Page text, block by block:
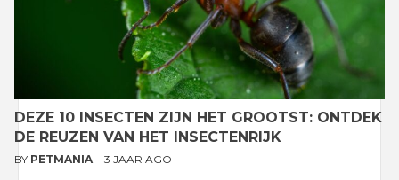
DEZE 10 INSECTEN ZIJN HET GROOTST: ONTDEK
DE REUZEN VAN HET INSECTENRIJK
BY PETMANIA 3 JAAR AGO